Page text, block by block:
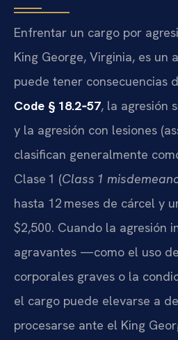
Enfrentar un cargo por
King George, Virginia, es un
puede tener consecuencias
Code § 18.2‑57, la agresión
y la agresión con lesiones
clasifican generalmente
Clase 1 (Class 1
hasta 12 meses de cárcel y
$2,500. Cuando la agresión
agravantes —como el uso
corporales graves o la
el cargo puede elevarse a
procesarse ante el King